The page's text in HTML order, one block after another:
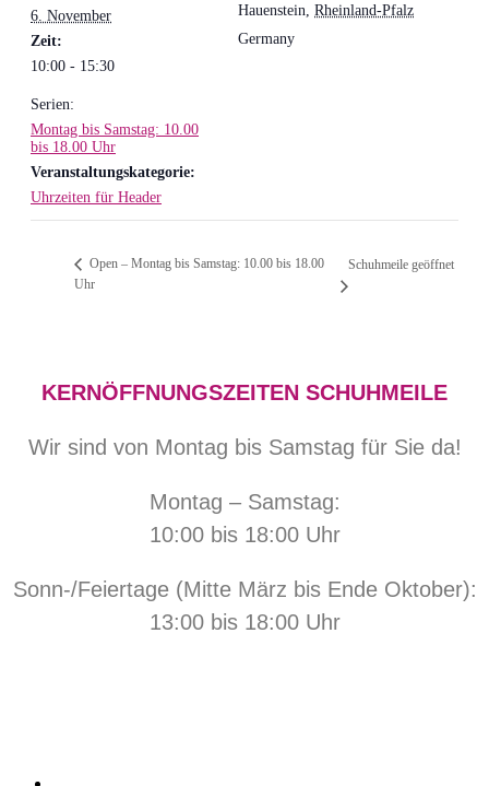
6. November
Zeit:
10:00 - 15:30
Serien:
Montag bis Samstag: 10.00
bis 18.00 Uhr
Veranstaltungskategorie:
Uhrzeiten für Header
Hauenstein Rheinland-Pfalz
Germany
Open – Montag bis Samstag: 10.00 bis 18.00
Uhr
Schuhmeile geöffnet
KERNÖFFNUNGSZEITEN SCHUHMEILE
Wir sind von Montag bis Samstag für Sie da!
Montag – Samstag:
10:00 bis 18:00 Uhr
Sonn-/Feiertage (Mitte März bis Ende Oktober):
13:00 bis 18:00 Uhr